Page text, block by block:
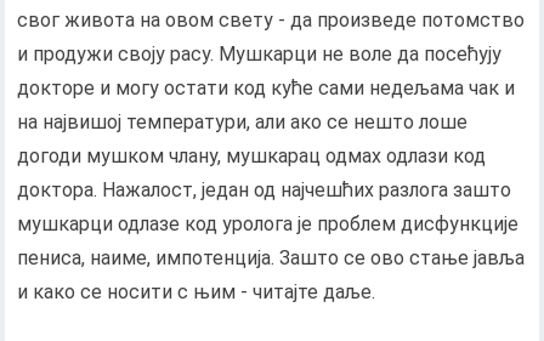
свог живота на овом свету - да произведе потомство
и продужи своју расу. Мушкарци не воле да посећују
докторе и могу остати код куће сами недељама чак и
на највишој температури, али ако се нешто лоше
догоди мушком члану, мушкарац одмах одлази код
доктора. Нажалост, један од најчешћих разлога зашто
мушкарци одлазе код уролога је проблем дисфункције
пениса, наиме, импотенција. Зашто се ово стање јавља
и како се носити с њим - читајте даље.